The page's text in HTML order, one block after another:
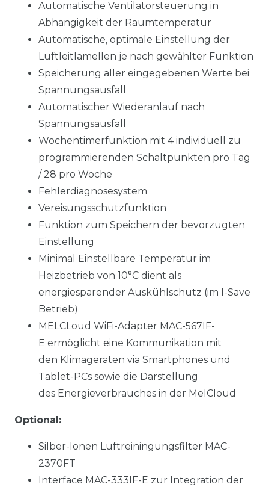
Automatische Ventilatorsteuerung in
Abhängigkeit der Raumtemperatur
Automatische, optimale Einstellung der
Luftleitlamellen je nach gewählter Funktion
Speicherung aller eingegebenen Werte bei
Spannungsausfall
Automatischer Wiederanlauf nach
Spannungsausfall
Wochentimerfunktion mit 4 individuell zu
programmierenden Schaltpunkten pro Tag
/ 28 pro Woche
Fehlerdiagnosesystem
Vereisungsschutzfunktion
Funktion zum Speichern der bevorzugten
Einstellung
Minimal Einstellbare Temperatur im
Heizbetrieb von 10°C dient als
energiesparender Auskühlschutz (im I-Save
Betrieb)
MELCLoud WiFi-Adapter MAC-567IF-
E ermöglicht eine Kommunikation mit
den Klimageräten via Smartphones und
Tablet- PCs sowie die Darstellung
des Energieverbrauches in der MelCloud
Optional:
Silber-Ionen Luftreiningungsfilter MAC-
2370FT
Interface MAC-333IF-E zur Integration der